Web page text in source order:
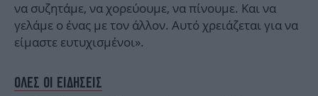
να συζητάμε, να χορεύουμε, να πίνουμε. Και να
γελάμε ο ένας με τον άλλον. Αυτό χρειάζεται για να
είμαστε ευτυχισμένοι».
ΟΛΕΣ ΟΙ ΕΙΔΗΣΕΙΣ